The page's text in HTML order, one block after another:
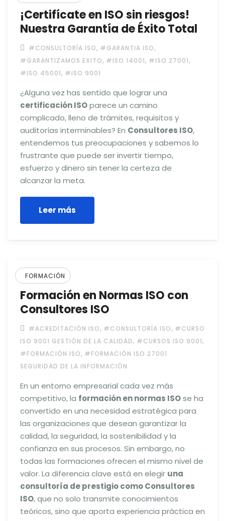
¡Certifícate en ISO sin riesgos!
Nuestra Garantía de Éxito Total
#CONSULTORÍA ISO, #GARANTIA ISO,
#GARANTIZAMOS EXITO, #ISO 14001, #ISO 27001,
#ISO 45001, #ISO 9001
¿Alguna vez has sentido que lograr una
certificación ISOparece un camino
complicado, lleno de trámites, requisitos y
auditorías interminables? En Consultores ISO,
entendemos tus preocupaciones y sabemos lo
frustrante que puede ser invertir tiempo,
esfuerzo y dinero sin tener la certeza de
alcanzar la meta.
Leer más
FORMACIÓN
Formación en Normas ISO con
Consultores ISO
#ACREDITACIÓN ISO, #CONSULTORÍA ISO, #CURSO
ISO 9001 GESTIÓN DE LA CALIDAD, #CURSOS ISO 9001,
#FORMACIÓN ISO, #FORMACIÓN ISO 27001
SEGURIDAD DE LA INFORMACIÓN
En un entorno empresarial cada vez más
competitivo, la formación en normas ISOse ha
convertido en una necesidad estratégica para
las organizaciones que desean garantizar la
calidad, la seguridad, la sostenibilidad y la
confianza en sus procesos. Sin embargo, no
todas las formaciones ofrecen el mismo nivel de
valor. La diferencia clave está en elegir una
consultoría de prestigio como Consultores
ISO, que no solo transmite conocimientos
teóricos, sino que aporta experiencia práctica en